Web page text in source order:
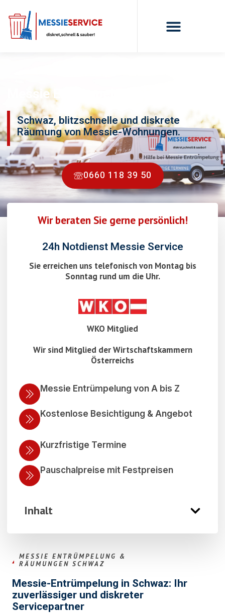
Messie Entrümpelung Schwaz
Schwaz, blitzschnelle und diskrete
Räumung von Messie-Wohnungen.
0660 118 39 50
Wir beraten Sie gerne persönlich!
24h Notdienst Messie Service
Sie erreichen uns telefonisch von Montag bis
Sonntag rund um die Uhr.
WKO Mitglied
Wir sind Mitglied der Wirtschaftskammern
Österreichs
Messie Entrümpelung von A bis Z
Kostenlose Besichtigung & Angebot
Kurzfristige Termine
Pauschalpreise mit Festpreisen
Inhalt
MESSIE ENTRÜMPELUNG &
RÄUMUNGEN SCHWAZ
Messie-Entrümpelung in Schwaz: Ihr
zuverlässiger und diskreter
Servicepartner